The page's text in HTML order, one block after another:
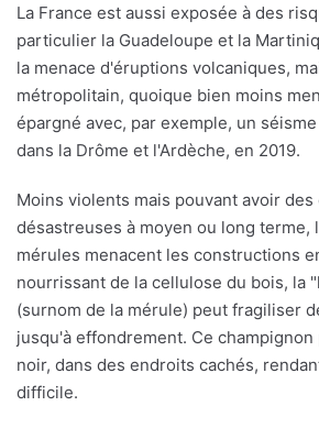
La France est aussi exposée à des
particulier la Guadeloupe et la
la menace d'éruptions volcaniques,
métropolitain, quoique bien moins
épargné avec, par exemple, un
dans la Drôme et l'Ardèche, en 2019.
Moins violents mais pouvant avoir
désastreuses à moyen ou long terme,
mérules menacent les constructions
nourrissant de la cellulose du bois, la
(surnom de la mérule) peut fragiliser
jusqu'à effondrement. Ce
noir, dans des endroits cachés,
difficile.